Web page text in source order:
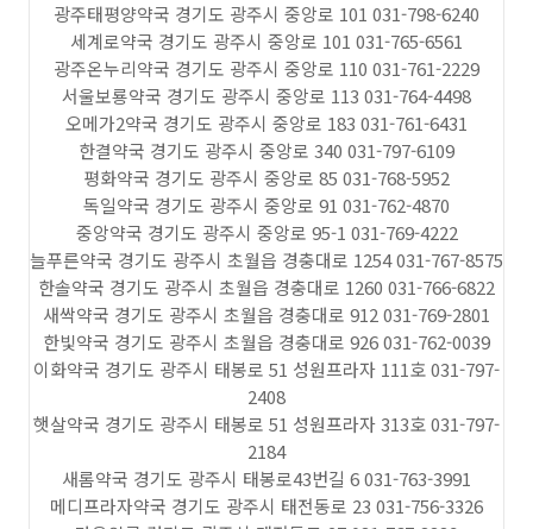
광주태평양약국 경기도 광주시 중앙로 101 031-798-6240
세계로약국 경기도 광주시 중앙로 101 031-765-6561
광주온누리약국 경기도 광주시 중앙로 110 031-761-2229
서울보룡약국 경기도 광주시 중앙로 113 031-764-4498
오메가2약국 경기도 광주시 중앙로 183 031-761-6431
한결약국 경기도 광주시 중앙로 340 031-797-6109
평화약국 경기도 광주시 중앙로 85 031-768-5952
독일약국 경기도 광주시 중앙로 91 031-762-4870
중앙약국 경기도 광주시 중앙로 95-1 031-769-4222
늘푸른약국 경기도 광주시 초월읍 경충대로 1254 031-767-8575
한솔약국 경기도 광주시 초월읍 경충대로 1260 031-766-6822
새싹약국 경기도 광주시 초월읍 경충대로 912 031-769-2801
한빛약국 경기도 광주시 초월읍 경충대로 926 031-762-0039
이화약국 경기도 광주시 태봉로 51 성원프라자 111호 031-797-
2408
햇살약국 경기도 광주시 태봉로 51 성원프라자 313호 031-797-
2184
새롬약국 경기도 광주시 태봉로43번길 6 031-763-3991
메디프라자약국 경기도 광주시 태전동로 23 031-756-3326